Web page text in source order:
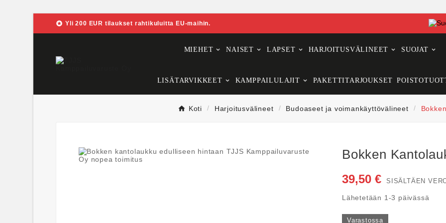
 Yli 200 EUR tilaukset rahtikuluitta EU-maihin.
MIEHET NAISET LAPSET HARJOITUSVÄLINEET SUOJAT
LISÄTARVIKKEET KAMPPAILULAJIT PAKETTITARJOUKSET
Koti Harjoitusvälineet Budoaseet ja voimankäyttövälineet
Bokken
39,50 € SISÄLTÄEN
Lähetetään 1-3 päivässä
Varastossa